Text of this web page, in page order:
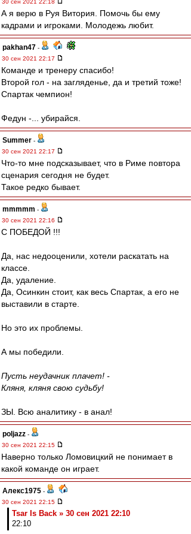
30 сен 2021 22:18
А я верю в Руя Витория. Помочь бы ему
кадрами и игроками. Молодежь любит.
pakhan47 -
30 сен 2021 22:17
Команде и тренеру спасибо!
Второй гол - на загляденье, да и третий тоже!
Спартак чемпион!
Федун -... убирайся.
Summer -
30 сен 2021 22:17
Что-то мне подсказывает, что в Риме повтора
сценария сегодня не будет.
Такое редко бывает.
mmmmm -
30 сен 2021 22:16
С ПОБЕДОЙ !!!
Да, нас недооценили, хотели раскатать на
классе.
Да, удаление.
Да, Осинкин стоит, как весь Спартак, а его не
выставили в старте.
Но это их проблемы.
А мы победили.
Пусть неудачник плачет! -
Кляня, кляня свою судьбу!
ЗЫ. Всю аналитику - в анал!
poljazz -
30 сен 2021 22:15
Наверно только Ломовицкий не понимает в
какой команде он играет.
Алекс1975 -
30 сен 2021 22:15
Tsar Is Back » 30 сен 2021 22:10
22:10